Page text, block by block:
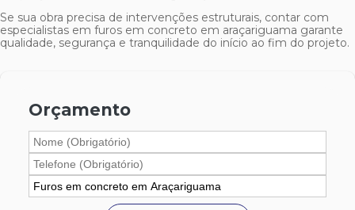
Se sua obra precisa de intervenções estruturais, contar com
especialistas em furos em concreto em araçariguama garante
qualidade, segurança e tranquilidade do início ao fim do projeto.
Orçamento